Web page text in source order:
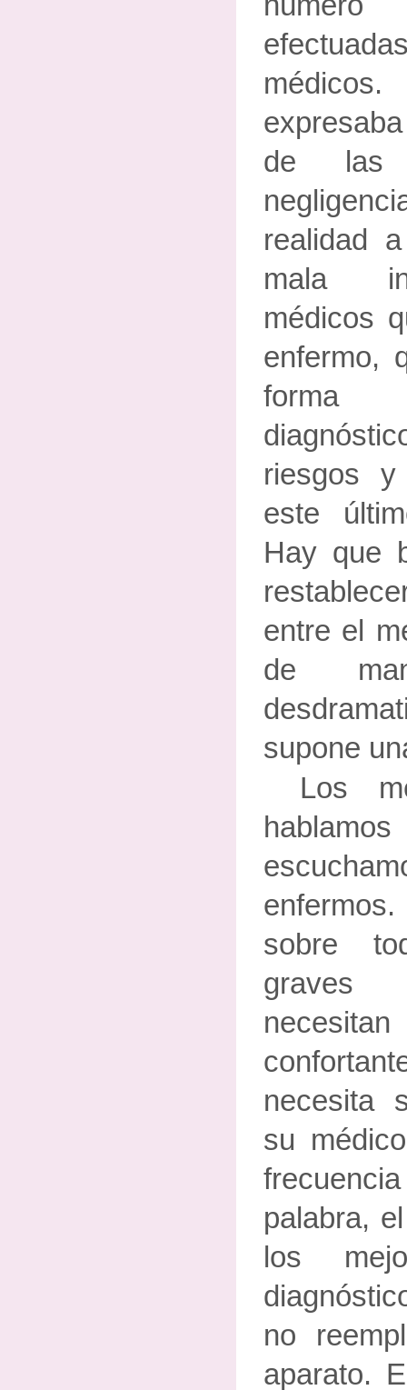
de las
realidad
mala
médicos
enfermo,
forma
riesgos
este
Hay que
entre el
de
supone
Los
sobre
necesita
su
palabra,
los
no
aparato.